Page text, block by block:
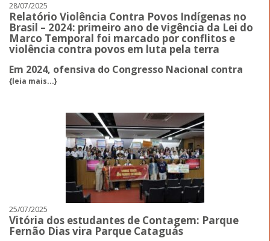
28/07/2025
Relatório Violência Contra Povos Indígenas no
Brasil – 2024: primeiro ano de vigência da Lei do
Marco Temporal foi marcado por conflitos e
violência contra povos em luta pela terra
Em 2024, ofensiva do Congresso Nacional contra
{leia mais...}
25/07/2025
Vitória dos estudantes de Contagem: Parque
Fernão Dias vira Parque Cataguás